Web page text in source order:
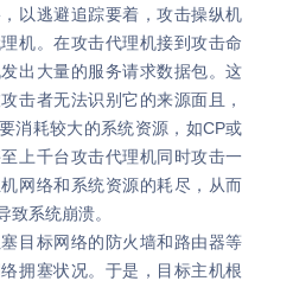
以逃避追踪要着，攻击操纵机
机。在攻击代理机接到攻击命
出大量的服务请求数据包。这
击者无法识别它的来源面且，
消耗较大的系统资源，如CP或
上千台攻击代理机同时攻击一
网络和系统资源的耗尽，从而
致系统崩溃。
标网络的防火墙和路由器等
拥塞状况。于是，目标主机根